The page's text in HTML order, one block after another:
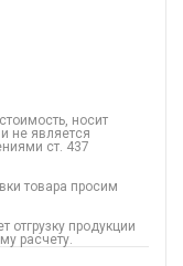
носит
не является
ст. 437
товара просим
продукции
расчету.